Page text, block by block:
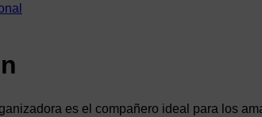
es el compañero ideal para los